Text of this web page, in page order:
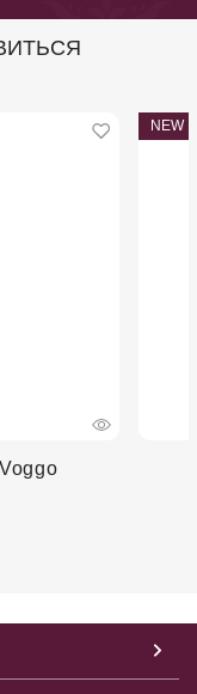
NEW